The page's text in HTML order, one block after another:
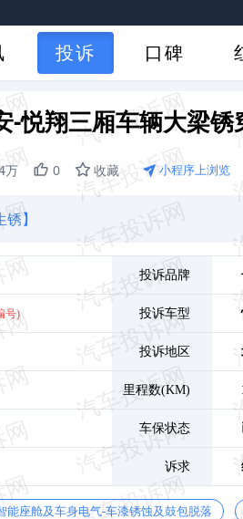
投诉 口碑
-悦翔三厢车辆大梁锈
万 0 收藏 小程序上浏览
】
投诉品牌
号) 投诉车型
投诉地区
里程数(KM)
车保状态
诉求
能座舱及车身电气-车漆锈蚀及鼓包脱落